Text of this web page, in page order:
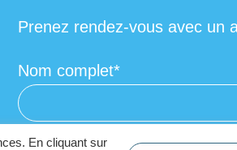
Prenez rendez-vous avec un
Nom complet
En cliquant sur